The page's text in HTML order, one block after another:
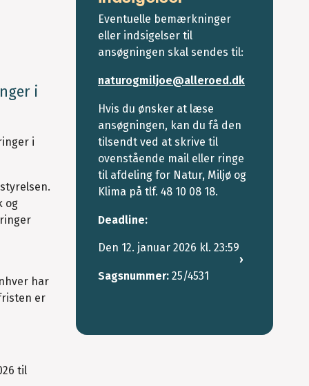
i
i
og
har
er
til
Eventuelle bemærkninger
eller indsigelser til
ansøgningen skal sendes til:
naturogmiljoe@alleroed.dk
Hvis du ønsker at læse
ansøgningen, kan du få den
tilsendt ved at skrive til
ovenstående mail eller ringe
til afdeling for Natur, Miljø og
Klima på tlf. 48 10 08 18.
Deadline:
Den 12. januar 2026 kl. 23:59
Sagsnummer: 25/4531